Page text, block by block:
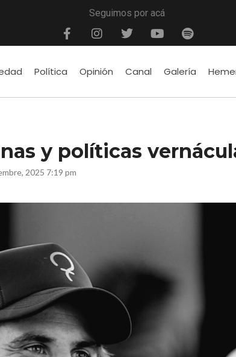
Seguimos por acá
Política Opinión Canal Galería
y políticas
2025 7:19 pm